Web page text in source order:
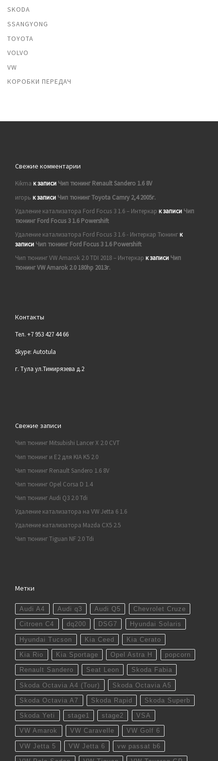
SKODA
SSANGYONG
TOYOTA
VOLVO
VW
КОРОБКИ ПЕРЕДАЧ
Свежие комментарии
Kikma к записи Чип тюнинг Renault Sandero 1.6 8V
игорь к записи Чип тюнинг Toyota Camry 2,4 2005г.
Удаление катализатора Ford Focus 3 1.6 – Интеркар к записи Чип
тюнинг Ford Focus 3 1.6 Powershift
Удаление катализатора Ford Focus 3 1.6 - Интеркар Тюнингк
записи Чип тюнинг Ford Focus 3 1.6 Powershift
Чип тюнинг VW Amarok 2.0 TDI 2018 – Интеркар к записи Чип
тюнинг VW Amarok 2.0 180hp 2013г.
Контакты
Тел. +7 953 427 44 66
Skype: Autotula
г. Тула ул.Тимирязева д.2
Свежие записи
Чип тюнинг Mitsubishi Lancer X 2.0 CVT
Чип тюнинг и E2 для KIA K5 2.0
Чип тюнинг Renault Sandero 1.6 8V
Чип тюнинг Opel Corsa D 1.4
Чип тюнинг Audi Q3 2.0 Tdi
Удаление катализатора на VW Jetta 6 1.6
Удаление катализатора Mazda CX5 2.5
Чип тюнинг Tiguan NF 2.0 Tdi
Метки
Audi A4 Audi q3 Audi Q5 Chevrolet Cruze
Citroen C4 dq200 DSG7 Hyundai Solaris
Hyundai Tucson Kia Ceed Kia Cerato
Kia Rio Kia Sportage Opel Astra H popcorn
Renault Sandero Seat Leon Skoda Fabia
Skoda Octavia A4 (Tour) Skoda Octavia A5
Skoda Octavia A7 Skoda Rapid Skoda Superb
Skoda Yeti stage1 stage2 VSA
VW Amarok VW Caravelle VW Golf 6
VW Jetta 5 VW Jetta 6 vw passat b6